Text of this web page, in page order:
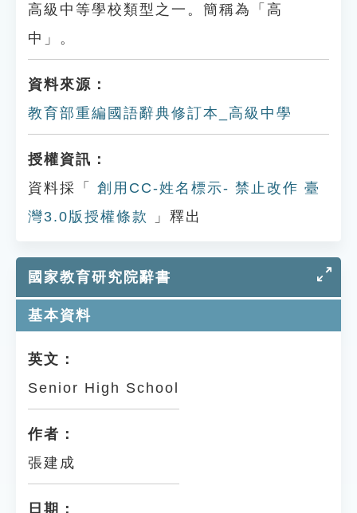
高級中等學校類型之一。簡稱為「高
中」。
資料來源：
教育部重編國語辭典修訂本_高級中學
授權資訊：
資料採「
創用CC-姓名標示- 禁止改作 臺
灣3.0版授權條款
」釋出
國家教育研究院辭書
基本資料
英文：
Senior High School
作者：
張建成
日期：